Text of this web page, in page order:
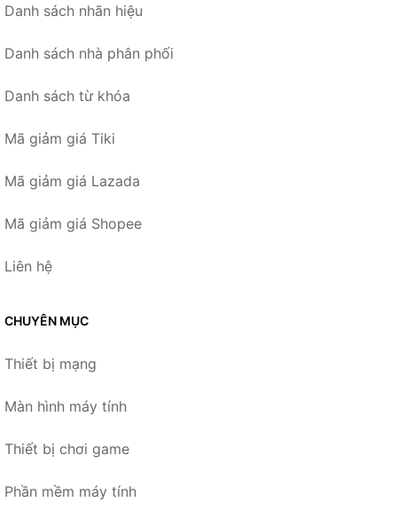
Danh sách nhãn hiệu
Danh sách nhà phân phối
Danh sách từ khóa
Mã giảm giá Tiki
Mã giảm giá Lazada
Mã giảm giá Shopee
Liên hệ
CHUYÊN MỤC
Thiết bị mạng
Màn hình máy tính
Thiết bị chơi game
Phần mềm máy tính